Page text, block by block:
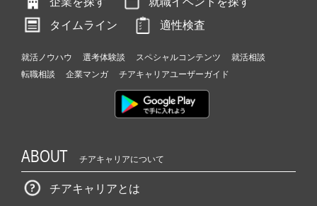
タイムライン
適性検査
就活ノウハウ 選考体験談 スペシャルコンテンツ
就活相談
転職相談
企業マンガ チアキャリアユーザーガイド
ABOUT チアキャリアについて
チアキャリアとは